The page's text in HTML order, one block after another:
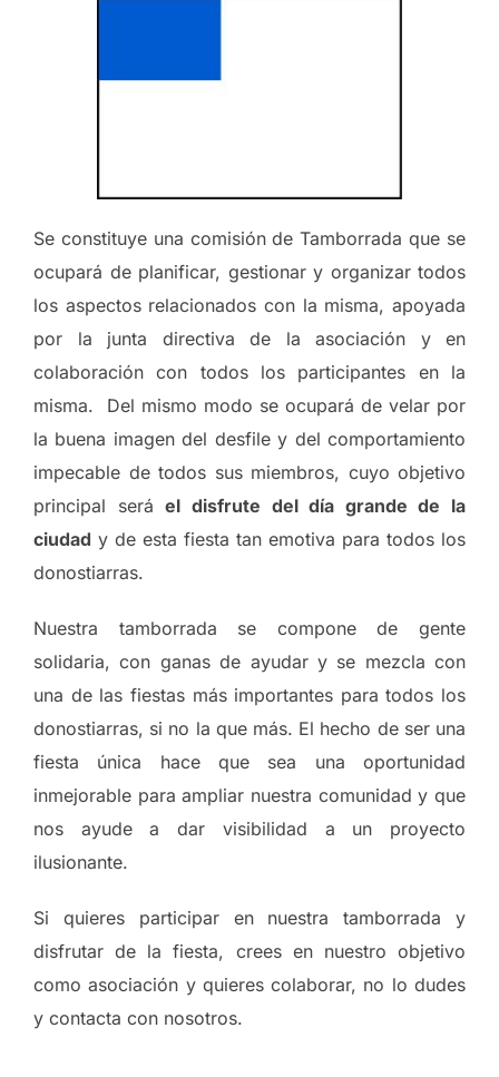
Se constituye una comisión de Tamborrada que se
ocupará de planificar, gestionar y organizar todos
los aspectos relacionados con la misma, apoyada
por la junta directiva de la asociación y en
colaboración con todos los participantes en la
misma. Del mismo modo se ocupará de velar por
la buena imagen del desfile y del comportamiento
impecable de todos sus miembros, cuyo objetivo
principal seráel disfrute del día grande de la
ciudad y de esta fiesta tan emotiva para todos los
donostiarras.
Nuestra tamborrada se compone de gente
solidaria, con ganas de ayudar y se mezcla con
una de las fiestas más importantes para todos los
donostiarras, si no la que más. El hecho de ser una
fiesta única hace que sea una oportunidad
inmejorable para ampliar nuestra comunidad y que
nos ayude a dar visibilidad a un proyecto
ilusionante.
Si quieres participar en nuestra tamborrada y
disfrutar de la fiesta, crees en nuestro objetivo
como asociación y quieres colaborar, no lo dudes
y contacta con nosotros.